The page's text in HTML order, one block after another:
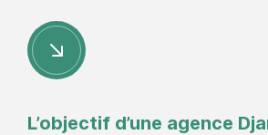
L’objectif d’une agence